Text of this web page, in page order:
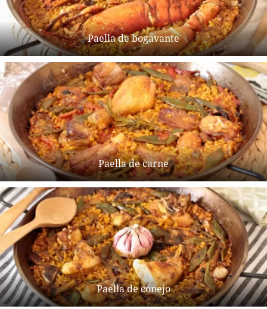
Paella de bogavante
Paella de carne
Paella de conejo